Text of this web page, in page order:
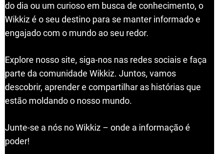
do dia ou um curioso em busca de conhecimento, o
Wikkiz é o seu destino para se manter informado e
engajado com o mundo ao seu redor.
Explore nosso site, siga-nos nas redes sociais e faça
parte da comunidade Wikkiz. Juntos, vamos
descobrir, aprender e compartilhar as histórias que
estão moldando o nosso mundo.
Junte-se a nós no Wikkiz – onde a informação é
poder!